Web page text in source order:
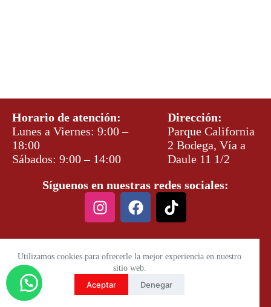
Utilizamos cookies para ofrecerle la mejor experiencia en nuestro
sitio web.
Aceptar Denegar
Horario de atención:
Lunes a Viernes: 9:00 –
18:00
Sábados: 9:00 – 14:00
Dirección:
Parque California
2 Bodega, Vía a
Daule 11 1/2
Síguenos en nuestras redes sociales: